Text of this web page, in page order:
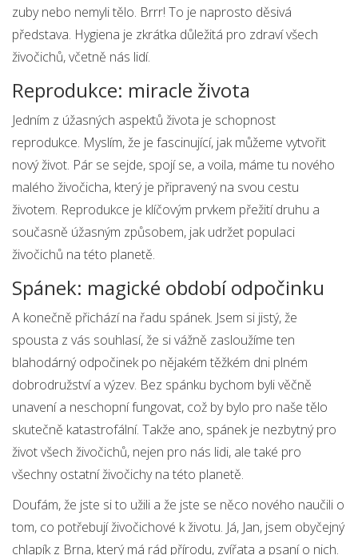
zuby nebo nemyli tělo. Brrr! To je naprosto děsivá
představa. Hygiena je zkrátka důležitá pro zdraví všech
živočichů, včetně nás lidí.
Reprodukce: miracle života
Jedním z úžasných aspektů života je schopnost
reprodukce. Myslím, že je fascinující, jak můžeme vytvořit
nový život. Pár se sejde, spojí se, a voila, máme tu nového
malého živočicha, který je připravený na svou cestu
životem. Reprodukce je klíčovým prvkem přežití druhu a
současně úžasným způsobem, jak udržet populaci
živočichů na této planetě.
Spánek: magické období odpočinku
A konečně přichází na řadu spánek. Jsem si jistý, že
spousta z vás souhlasí, že si vážně zasloužíme ten
blahodárný odpočinek po nějakém těžkém dni plném
dobrodružství a výzev. Bez spánku bychom byli věčně
unavení a neschopní fungovat, což by bylo pro naše tělo
skutečně katastrofální. Takže ano, spánek je nezbytný pro
život všech živočichů, nejen pro nás lidi, ale také pro
všechny ostatní živočichy na této planetě.
Doufám, že jste si to užili a že jste se něco nového naučili o
tom, co potřebují živočichové k životu. Já, Jan, jsem obyčejný
chlapík z Brna, který má rád přírodu, zvířata a psaní o nich.